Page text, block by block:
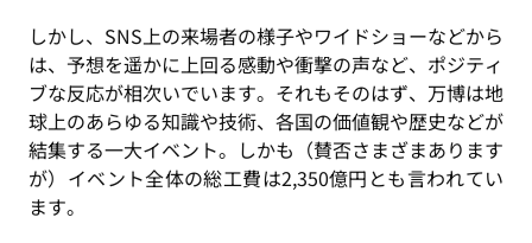
しかし、SNS上の来場者の様子やワイドショーなどから
は、予想を遥かに上回る感動や衝撃の声など、ポジティ
ブな反応が相次いでいます。それもそのはず、万博は地
球上のあらゆる知識や技術、各国の価値観や歴史などが
結集する一大イベント。しかも（賛否さまざまあります
が）イベント全体の総工費は2,350億円とも言われてい
ます。